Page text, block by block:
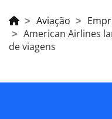
Aviação
American Airlines
de viagens